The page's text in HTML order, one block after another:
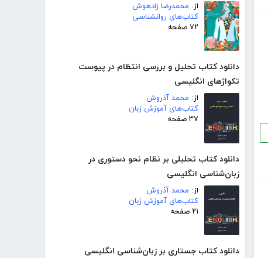
از: محمدرضا زادهوش
کتاب‌های روانشناسی
۷۲ صفحه
دانلود کتاب تحلیل و بررسی انتظام در پیوست
تکواژهای انگلیسی
از: محمد آذروش
کتاب‌های آموزش زبان
۳۷ صفحه
دانلود کتاب تحلیلی بر نظام نحو دستوری در
زبان‌شناسی انگلیسی
از: محمد آذروش
کتاب‌های آموزش زبان
۲۱ صفحه
دانلود کتاب جستاری بر زبان‌شناسی انگلیسی